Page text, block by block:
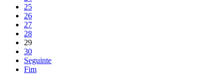
25
26
27
28
29
30
Seguinte
Fim